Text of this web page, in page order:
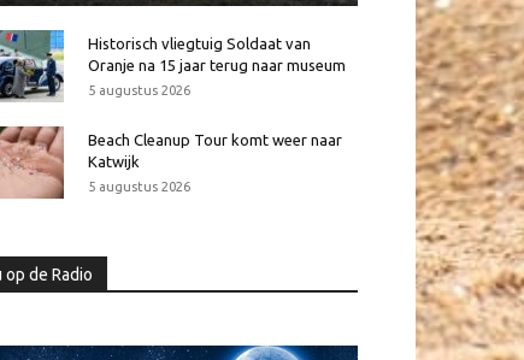
Historisch vliegtuig Soldaat van
Oranje na 15 jaar terug naar museum
5 augustus 2026
Beach Cleanup Tour komt weer naar
Katwijk
5 augustus 2026
op de Radio